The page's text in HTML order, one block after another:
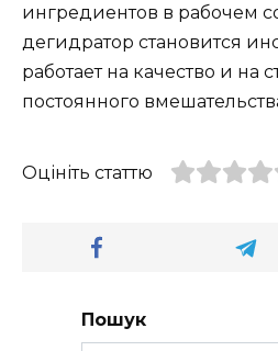
ингредиентов в рабочем
дегидратор становится
работает на качество и на
постоянного
Оцініть статтю
Пошук